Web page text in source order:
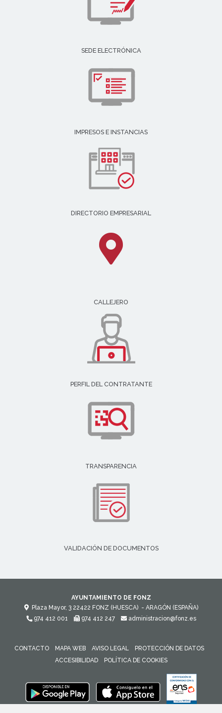
SEDE ELECTRÓNICA
IMPRESOS E INSTANCIAS
DIRECTORIO EMPRESARIAL
CALLEJERO
PERFIL DEL CONTRATANTE
TRANSPARENCIA
VALIDACIÓN DE DOCUMENTOS
AYUNTAMIENTO DE FONZ
Plaza Mayor, 3 22422 FONZ (HUESCA) - ARAGÓN (ESPAÑA)
974 412 001
974 412 247 administracion@fonz.es
CONTACTO MAPA WEB AVISO LEGAL
PROTECCIÓN DE DATOS
ACCESIBILIDAD
POLÍTICA DE COOKIES